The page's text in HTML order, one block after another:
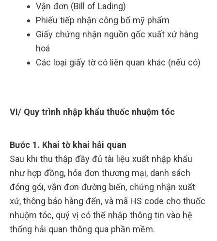
Vận đơn (Bill of Lading)
Phiếu tiếp nhận công bố mỹ phẩm
Giấy chứng nhận nguồn gốc xuất xứ hàng
hoá
Các loại giấy tờ có liên quan khác (nếu có)
VI/ Quy trình nhập khẩu thuốc nhuộm tóc
Bước 1. Khai tờ khai hải quan
Sau khi thu thập đầy đủ tài liệu xuất nhập khẩu
như hợp đồng, hóa đơn thương mại, danh sách
đóng gói, vận đơn đường biển, chứng nhận xuất
xứ, thông báo hàng đến, và mã HS code cho thuốc
nhuộm tóc, quý vị có thể nhập thông tin vào hệ
thống hải quan thông qua phần mềm.